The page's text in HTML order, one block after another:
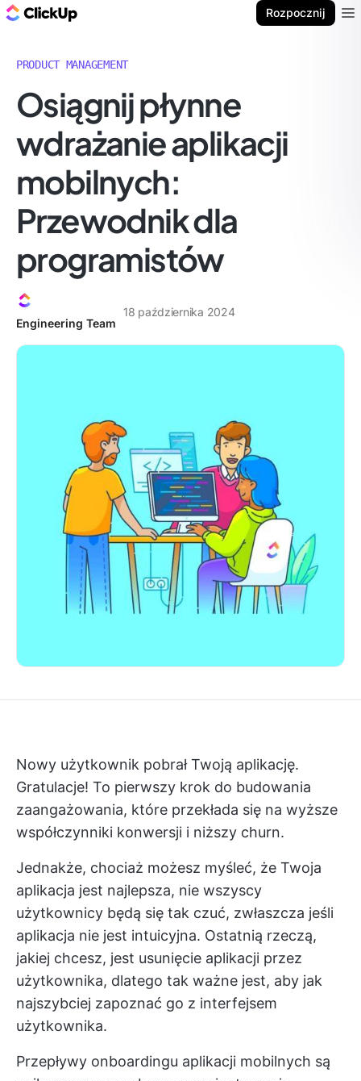
Rozpocznij
PRODUCT MANAGEMENT
Osiągnij płynne
wdrażanie aplikacji
mobilnych:
Przewodnik dla
programistów
Engineering Team
18 października 2024
Nowy użytkownik pobrał Twoją aplikację.
Gratulacje! To pierwszy krok do budowania
zaangażowania, które przekłada się na wyższe
współczynniki konwersji i niższy churn.
Jednakże, chociaż możesz myśleć, że Twoja
aplikacja jest najlepsza, nie wszyscy
użytkownicy będą się tak czuć, zwłaszcza jeśli
aplikacja nie jest intuicyjna. Ostatnią rzeczą,
jakiej chcesz, jest usunięcie aplikacji przez
użytkownika, dlatego tak ważne jest, aby jak
najszybciej zapoznać go z interfejsem
użytkownika.
Przepływy onboardingu aplikacji mobilnych są